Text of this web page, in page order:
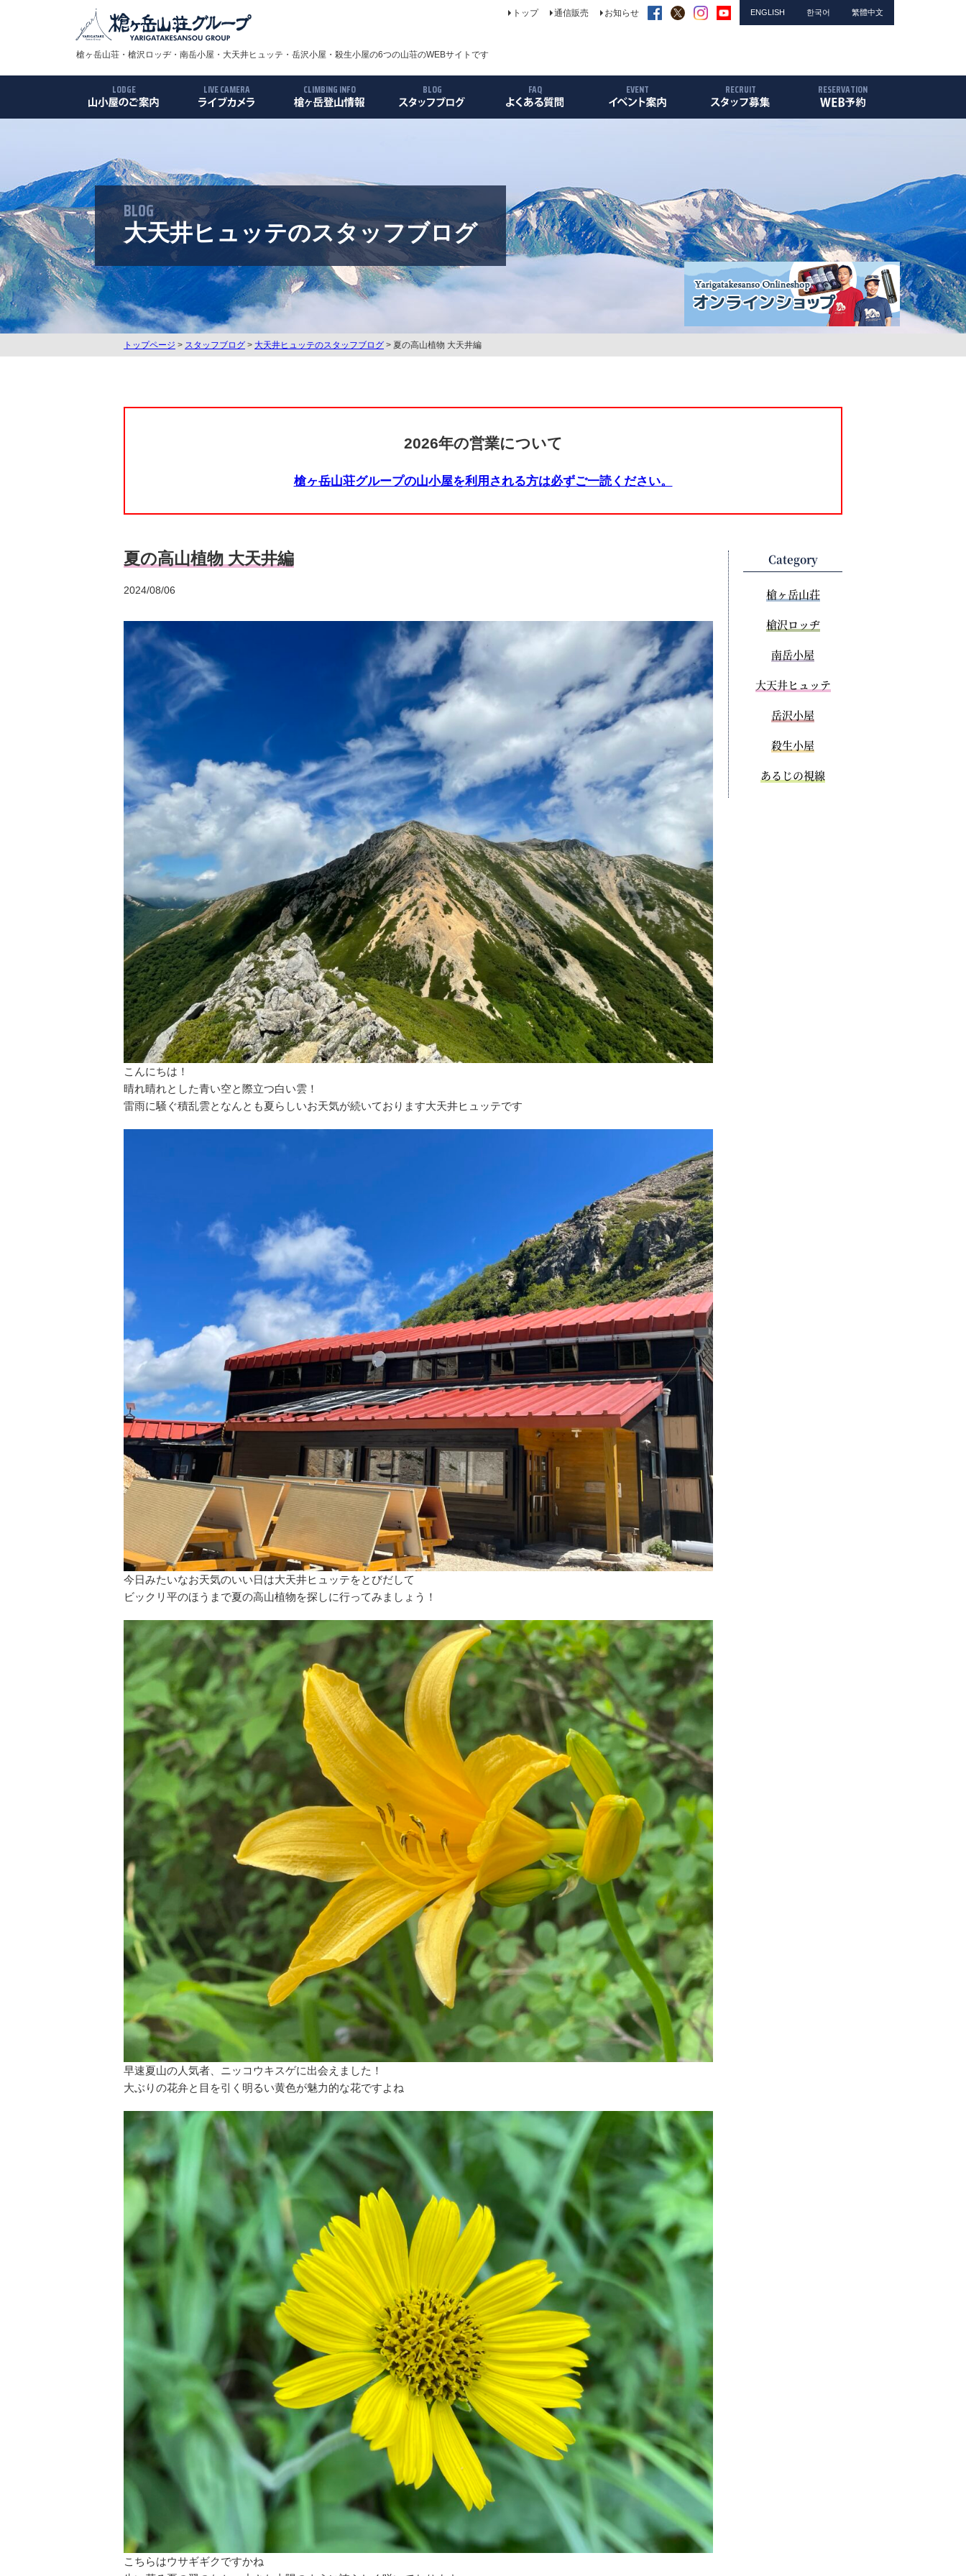
槍ヶ岳山荘・槍沢ロッヂ・南岳小屋・大天井ヒュッテ・岳沢小屋・殺生小屋の6つの山荘のWEBサイトです
トップ 通信販売 お知らせ ENGLISH 한국어 繁體中文
LODGE LIVE CAMERA CLIMBING INFO BLOG FAQ EVENT RECRUIT RESERVATION
BLOG
大天井ヒュッテのスタッフブログ
トップページ > スタッフブログ > 大天井ヒュッテのスタッフブログ > 夏の高山植物 大天井編
2026年の営業について
槍ヶ岳山荘グループの山小屋を利用される方は必ずご一読ください。
夏の高山植物 大天井編
2024/08/06
こんにちは！
晴れ晴れとした青い空と際立つ白い雲！
雷雨に騒ぐ積乱雲となんとも夏らしいお天気が続いております大天井ヒュッテです
今日みたいなお天気のいい日は大天井ヒュッテをとびだして
ビックリ平のほうまで夏の高山植物を探しに行ってみましょう！
早速夏山の人気者、ニッコウキスゲに出会えました！
大ぶりの花弁と目を引く明るい黄色が魅力的な花ですよね
こちらはウサギギクですかね
Category
槍ヶ岳山荘
槍沢ロッヂ
南岳小屋
大天井ヒュッテ
岳沢小屋
殺生小屋
あるじの視線